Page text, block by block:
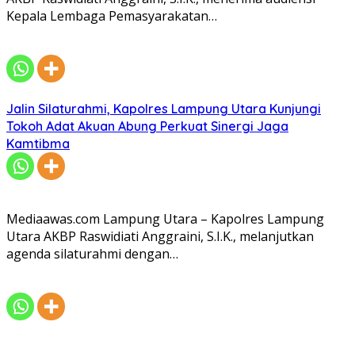
Kepala Lembaga Pemasyarakatan…
Jalin Silaturahmi, Kapolres Lampung Utara Kunjungi
Tokoh Adat Akuan Abung Perkuat Sinergi Jaga
Kamtibma
Mediaawas.com Lampung Utara – Kapolres Lampung
Utara AKBP Raswidiati Anggraini, S.I.K., melanjutkan
agenda silaturahmi dengan…